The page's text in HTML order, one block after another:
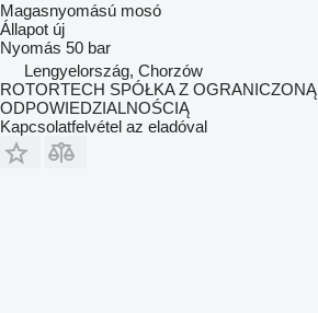
Magasnyomású mosó
Állapot új
Nyomás 50 bar
Lengyelország, Chorzów
ROTORTECH SPÓŁKA Z OGRANICZONĄ
ODPOWIEDZIALNOŚCIĄ
Kapcsolatfelvétel az eladóval